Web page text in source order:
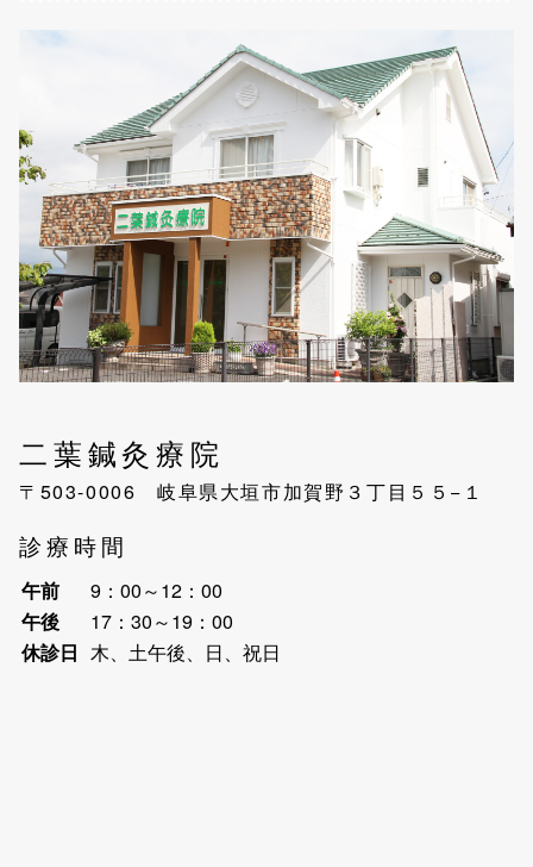
二葉鍼灸療院
〒503-0006 岐阜県大垣市加賀野３丁目５５−１
診療時間
午前
9：00～12：00
午後
17：30～19：00
休診日 木、土午後、日、祝日